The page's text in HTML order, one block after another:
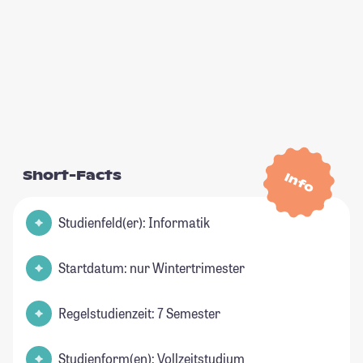
Info
Short-Facts
Studienfeld(er): Informatik
Startdatum: nur Wintertrimester
Regelstudienzeit: 7 Semester
Studienform(en): Vollzeitstudium